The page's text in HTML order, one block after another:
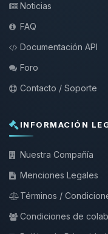
Noticias
FAQ
Documentación API
Foro
Contacto / Soporte
INFORMACIÓN
Nuestra Compañía
Menciones Legales
Términos /
Condiciones de